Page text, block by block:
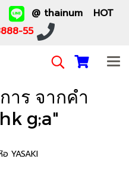
@ thainum HOT
55
าร จากคำ
g;a"
YASAKI